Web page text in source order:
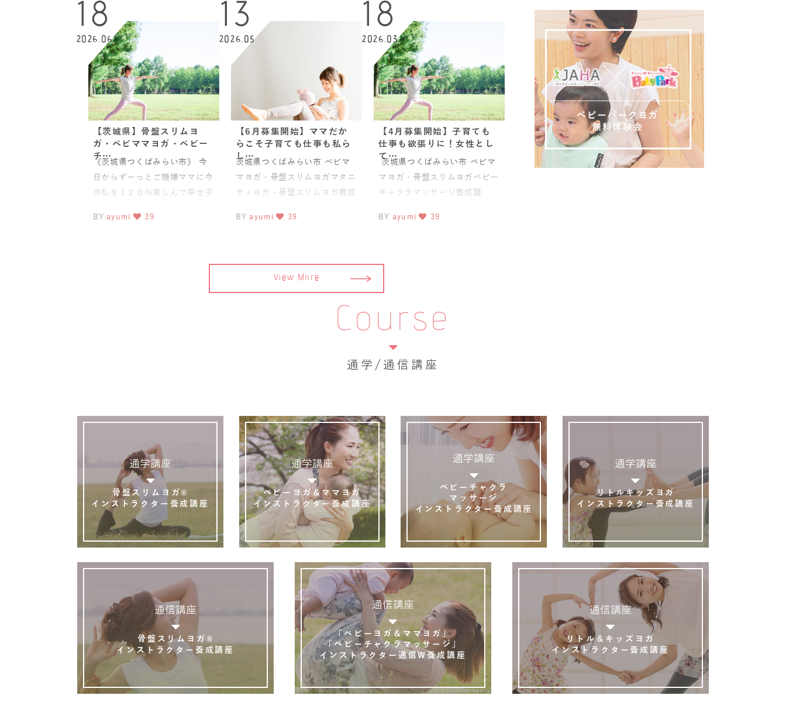
18
2026.06
【茨城県】骨盤スリムヨ
ガ・ベビママヨガ・ベビー
チ…
《茨城県つくばみらい市》 今
日からずーっとご機嫌ママに今
の私を１２０％楽しんで幸せ子
ター なまいあゆみ
BY ayumi 39
13
2026.05
【6月募集開始】ママだか
らこそ子育ても仕事も私ら
し…
茨城県つくばみらい市 ベビマ
マヨガ・骨盤スリムヨガマタニ
ティヨガ・骨盤スリムヨガ養成
ママに今
BY ayumi 39
18
2026.03
【4月募集開始】子育ても
仕事も欲張りに！女性とし
て…
茨城県つくばみらい市 ベビマ
マヨガ・骨盤スリムヨガベビー
チャクラマッサージ養成講
BY ayumi 39
View More
Course
通学/通信講座
通学講座
骨盤スリムヨガ®
インストラクター養成講座
通学講座
ベビーヨガ＆ママヨガ
インストラクター養成講座
通学講座
ベビーチャクラ
マッサージ
インストラクター養成講座
通学講座
リトルキッズヨガ
インストラクター養成講座
通信講座
骨盤スリムヨガ®
インストラクター養成講座
通信講座
「ベビーヨガ＆ママヨガ」
「ベビーチャクラマッサージ」
インストラクター通信W養成講座
通信講座
リトル＆キッズヨガ
インストラクター養成講座